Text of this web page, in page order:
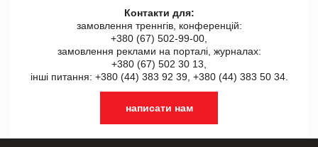
Контакти для:
замовлення треннгів, конференцій:
+380 (67) 502-99-00,
замовлення реклами на порталі, журналах:
+380 (67) 502 30 13,
інші питання: +380 (44) 383 92 39, +380 (44) 383 50 34.
написати нам